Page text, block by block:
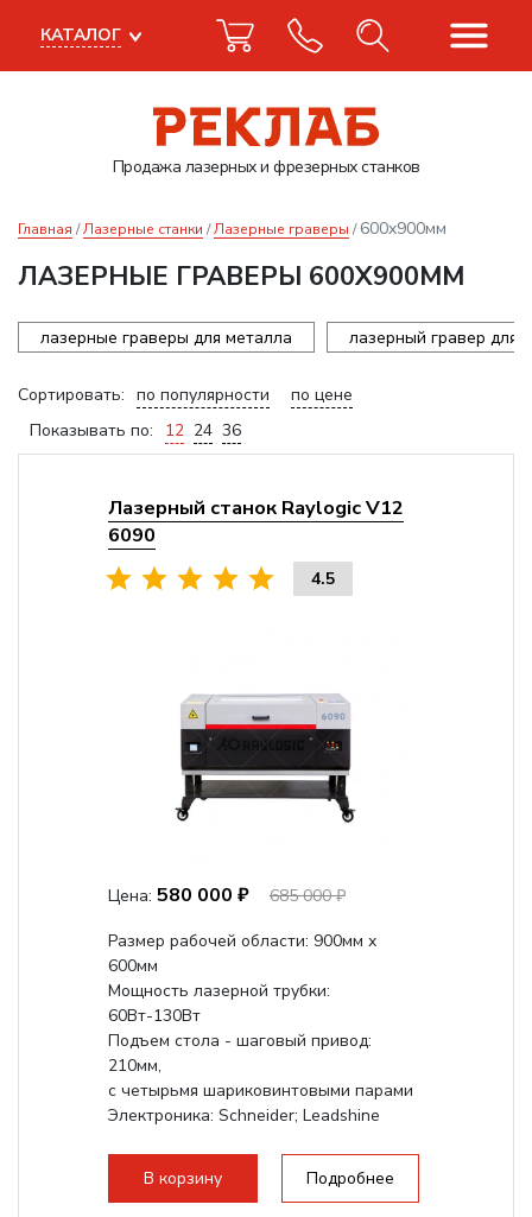
Продажа лазерныхи фрезерных станков
КАТАЛОГ
Главная Лазерные станки Лазерные граверы 600x900мм
ЛАЗЕРНЫЕ ГРАВЕРЫ 600X900ММ
лазерные граверы для металла лазерный гравер для
Сортировать: по популярности
по цене
Показывать по:
12 24 36
Лазерный станок Raylogic V12
6090
4.5
Цена: 580 000 ₽
685 000 ₽
Размер рабочей области: 900мм х
600мм
Мощность лазерной трубки:
60Вт-130Вт
Подъем стола - шаговый привод:
210мм,
с четырьмя шариковинтовыми парами
Электроника: Schneider; Leadshine
В корзину Подробнее